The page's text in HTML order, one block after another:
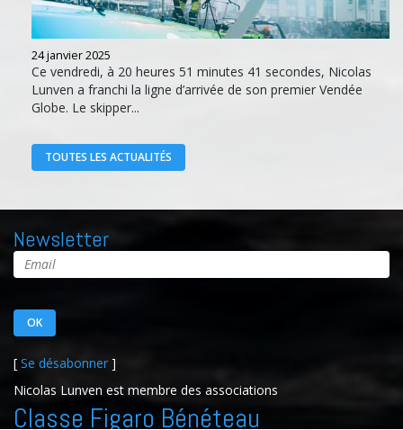
24 janvier 2025
Ce vendredi, à 20 heures 51 minutes 41 secondes, Nicolas
Lunven a franchi la ligne d’arrivée de son premier Vendée
Globe. Le skipper...
TOUTES LES ACTUALITÉS
Newsletter
[ Se désabonner]
Nicolas Lunven est membre des associations
Classe Figaro Bénéteau